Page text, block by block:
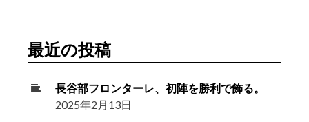
最近の投稿
長谷部フロンターレ、初陣を勝利で飾る。
2025年2月13日